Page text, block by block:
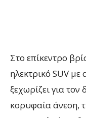
Στο επίκεντρο
ηλεκτρικό SUV με
ξεχωρίζει για
κορυφαία άνεση,